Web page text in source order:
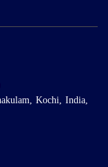
Kochi, India,